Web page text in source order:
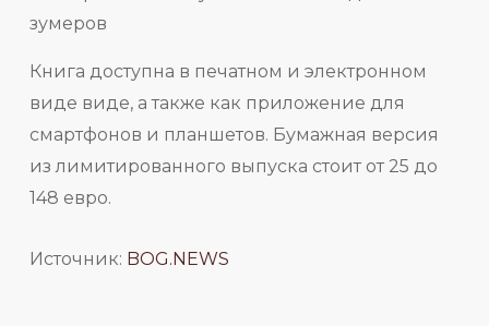
Книга доступна в печатном и электронном
виде виде, а также как приложение для
смартфонов и планшетов. Бумажная версия
из лимитированного выпуска стоит от 25 до
148 евро.
Источник: BOG.NEWS